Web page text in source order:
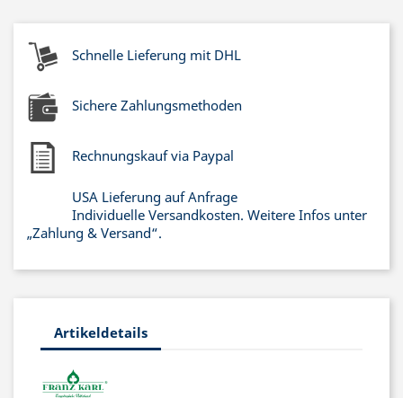
Schnelle Lieferung mit DHL
Sichere Zahlungsmethoden
Rechnungskauf via Paypal
USA Lieferung auf Anfrage
Individuelle Versandkosten. Weitere Infos unter
„Zahlung & Versand“.
Artikeldetails